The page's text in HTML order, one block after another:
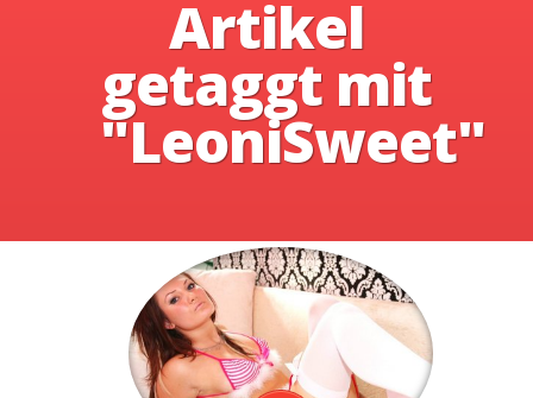
Artikel
getaggt mit
"LeoniSweet"